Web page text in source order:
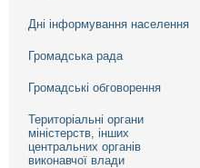
Дні інформування населення
Громадська рада
Громадські обговорення
Територіальні органи
міністерств, інших
центральних органів
виконавчої влади